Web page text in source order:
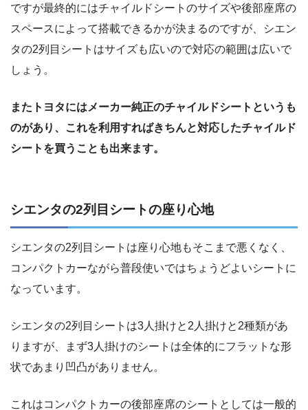
ですが最終的にはチャイルドシートのサイズや後部座席の
スペースによって搭載できるかが決まるのですが、シエン
タの2列目シートはサイズも広いので対応の範囲は広いで
しょう。
またトヨタにはメーカー純正のチャイルドシートというも
のがあり、これを利用すればきちんと対応したチャイルド
シートを買うことも出来ます。
シエンタの2列目シートの座り心地
シエンタの2列目シートは座り心地もそこまで悪くなく、
コンパクトカーながら普段使いではちょうどよいシートに
なっています。
シエンタの2列目シートは3人掛けと2人掛けと2種類があ
りますが、まず3人掛けのシートは全体的にフラットな形
状であまり凹凸がありません。
これはコンパクトカーの後部座席のシートとしては一般的